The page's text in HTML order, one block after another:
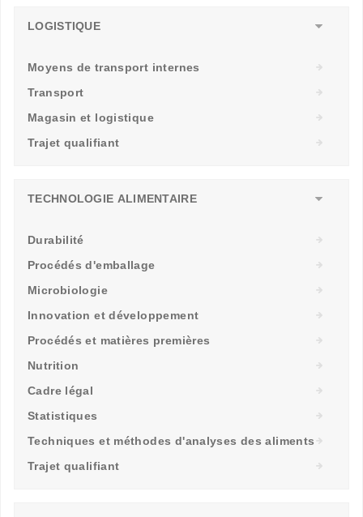
LOGISTIQUE
Moyens de transport internes
Transport
Magasin et logistique
Trajet qualifiant
TECHNOLOGIE ALIMENTAIRE
Durabilité
Procédés d'emballage
Microbiologie
Innovation et développement
Procédés et matières premières
Nutrition
Cadre légal
Statistiques
Techniques et méthodes d'analyses des aliments
Trajet qualifiant